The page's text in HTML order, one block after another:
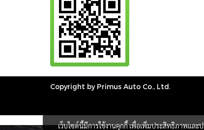
Copyright by Primus Auto Co., Ltd.
เว็บไซต์นี้มีการใช้งานคุกกี้ เพื่อเพิ่มประสิทธิภาพและ